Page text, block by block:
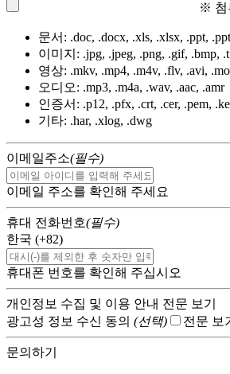
※ 첨
문서: .doc, .docx, .xls, .xlsx, .ppt,
이미지: .jpg, .jpeg, .png, .gif, .bmp,
영상: .mkv, .mp4, .m4v, .flv, .avi,
오디오: .mp3, .m4a, .wav, .aac, .amr
인증서: .p12, .pfx, .crt, .cer, .pem,
기타: .har, .xlog, .dwg
이메일주소(필수)
이메일 주소를 확인해 주세요
휴대 전화번호(필수)
한국 (+82)
휴대폰 번호를 확인해 주십시오
개인정보 수집 및 이용 안내 전문 보기
광고성 정보 수신 동의 (선택) 전문 보
문의하기